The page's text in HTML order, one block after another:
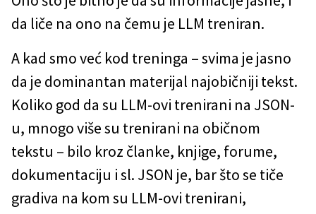
da liče na ono na čemu je LLM treniran.
A kad smo već kod treninga – svima je jasno
da je dominantan materijal najobičniji tekst.
Koliko god da su LLM-ovi trenirani na JSON-
u, mnogo više su trenirani na običnom
tekstu – bilo kroz članke, knjige, forume,
dokumentaciju i sl. JSON je, bar što se tiče
gradiva na kom su LLM-ovi trenirani,